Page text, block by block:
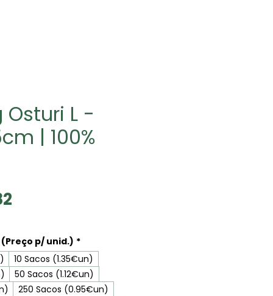
Osturi L -
| 100%
p/ unid.) *
10 Sacos (1.35€un)
50 Sacos (1.12€un)
250 Sacos (0.95€un)